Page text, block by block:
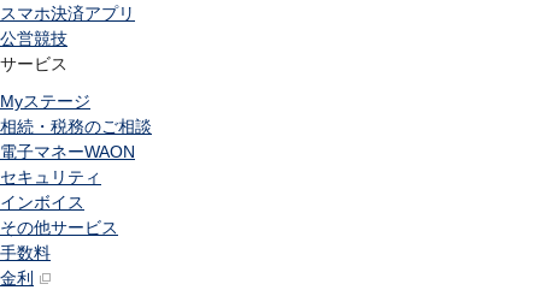
スマホ決済アプリ
公営競技
サービス
Myステージ
相続・税務のご相談
電子マネーWAON
セキュリティ
インボイス
その他サービス
手数料
金利